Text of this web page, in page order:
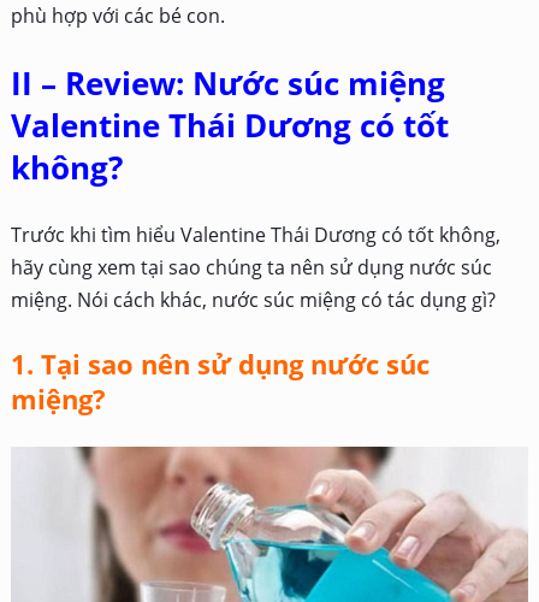
phù hợp với các bé con.
II – Review: Nước súc miệng
Valentine Thái Dương có tốt
không?
Trước khi tìm hiểu Valentine Thái Dương có tốt không,
hãy cùng xem tại sao chúng ta nên sử dụng nước súc
miệng. Nói cách khác, nước súc miệng có tác dụng gì?
1. Tại sao nên sử dụng nước súc
miệng?